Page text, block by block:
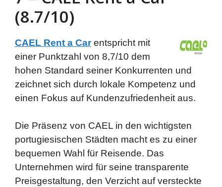
(8.7/10)
CAEL Rent a Carentspricht mit
einer Punktzahl von 8,7/10 dem
hohen Standard seiner Konkurrenten und
zeichnet sich durch lokale Kompetenz und
einen Fokus auf Kundenzufriedenheit aus.
Die Präsenz von CAEL in den wichtigsten
portugiesischen Städten macht es zu einer
bequemen Wahl für Reisende. Das
Unternehmen wird für seine transparente
Preisgestaltung, den Verzicht auf versteckte